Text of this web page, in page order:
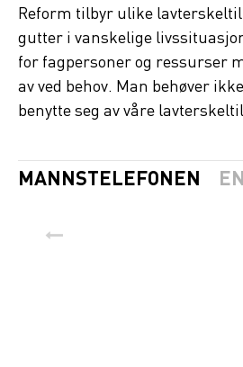
Reform tilbyr ulike
gutter i vanskelige
for fagpersoner og ressurser
av ved behov. Man behøver
benytte seg av våre
MANNSTELEFONEN